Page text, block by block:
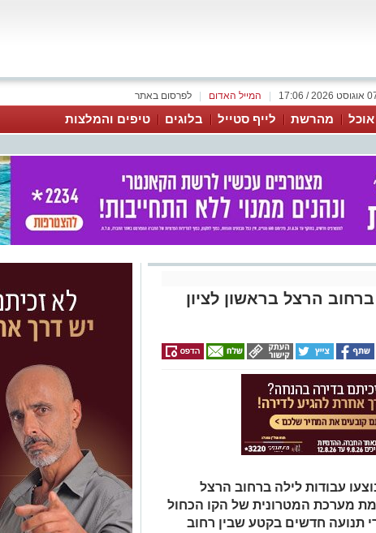
לפרסום באתר המייל האדום 2026 / 17:06
אוכל מהרשת לייף סטייל בלוגים טיפים והמלצות
הרצל בראשון לציון
ראשון הקרוב, 17.5.26, יבוצעו עבודות לילה ברחוב הרצל
מערכת המטרונית של הקו הכחול
תנועה חדשים בקטע שבין רחוב